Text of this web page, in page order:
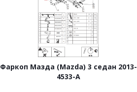
Фаркоп Мазда (Mazda) 3 седан 2013-
4533-A